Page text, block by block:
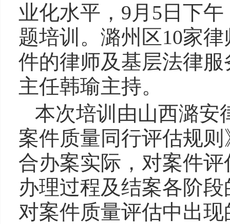
业化水平，9月5日下
题培训。潞州区10家
件的律师及基层法律
主任韩瑜主持。
本次培训由山西潞安
案件质量同行评估规
合办案实际，对案件
办理过程及结案各阶
对案件质量评估中出